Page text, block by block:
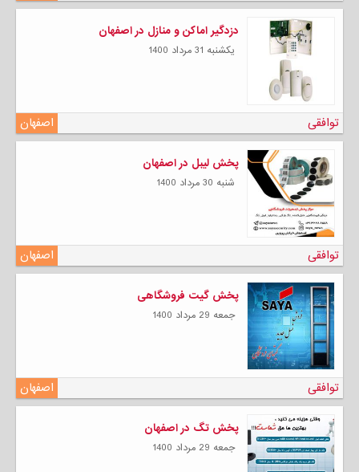
دزدگیر اماکن و منازل در اصفهان
يكشنبه 31 مرداد 1400
اصفهان توافقی
پخش لیبل در اصفهان
شنبه 30 مرداد 1400
اصفهان توافقی
پخش گیت فروشگاهی
جمعه 29 مرداد 1400
اصفهان توافقی
پخش تگ در اصفهان
جمعه 29 مرداد 1400